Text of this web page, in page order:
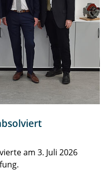
am 3. Juli 2026